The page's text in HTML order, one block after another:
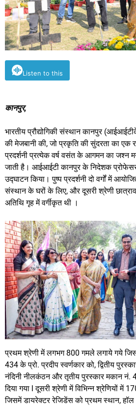
Listen to this
कानपुर,
भारतीय प्रौद्योगिकी संस्थान कानपुर
की मेजबानी की, जो प्रकृति की सुंदरता का एक
प्रदर्शनी प्रत्येक वर्ष वसंत के आगमन का जश्न
जाती है। आईआईटी कानपुर के निदेशक
उद्घाटन किया। पुष्प प्रदर्शनी दो वर्गों में
संस्थान के घरों के लिए, और दूसरी श्रेणी
अतिथि गृह में वर्गीकृत थी ।
प्रथम श्रेणी में लगभग 800 गमले लगाये गये
434 के प्रो. प्रदीप स्वर्णकार को, द्वितीय
नंदिनी नीलकंठन और तृतीय पुरस्कार मकान नं.
दिया गया l दूसरी श्रेणी में विभिन्न श्रेणियों में
जिसमें डायरेक्टर रेजिडेंस को प्रथम स्थान, हॉल